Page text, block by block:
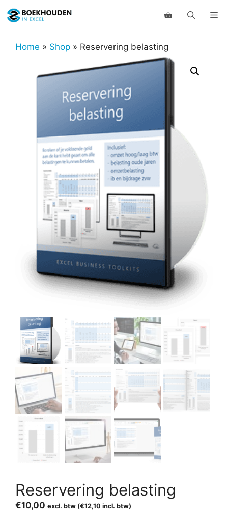
naar
inhoudHome » Shop » Reservering belasting
Reservering belasting
€10,00 excl. btw (€12,10 incl. btw)